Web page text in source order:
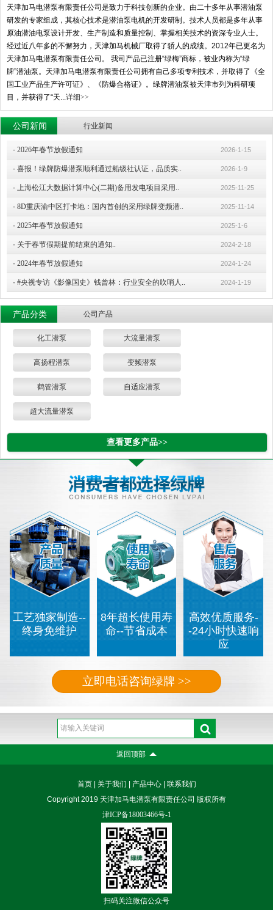
天津加马电潜泵有限责任公司是致力于科技创新的企业。由二十多年从事潜油泵
研发的专家组成，其核心技术是潜油泵电机的开发研制。技术人员都是多年从事
原油潜油电泵设计开发、生产制造和质量控制、掌握相关技术的资深专业人士。
经过近八年多的不懈努力，天津加马机械厂取得了骄人的成绩。2012年已更名为
天津加马电潜泵有限责任公司。 我司产品已注册“绿梅”商标，被业内称为“绿
牌”潜油泵。天津加马电潜泵有限责任公司拥有自己多项专利技术，并取得了《全
国工业产品生产许可证》、《防爆合格证》。绿牌潜油泵被天津市列为科研项
目，并获得了“天...详细>>
公司新闻 行业新闻
· 2026年春节放假通知 2026-1-15
· 喜报！绿牌防爆潜泵顺利通过船级社认证，品质实.. 2026-1-9
· 上海松江大数据计算中心(二期)备用发电项目采用.. 2025-11-25
· 8D重庆渝中区打卡地：国内首创的采用绿牌变频潜.. 2025-11-14
· 2025年春节放假通知 2025-1-6
· 关于春节假期提前结束的通知.. 2024-2-18
· 2024年春节放假通知 2024-1-24
· #央视专访《影像国史》钱曾林：行业安全的吹哨人.. 2024-1-19
产品分类 公司产品
化工潜泵 大流量潜泵
高扬程潜泵 变频潜泵
鹤管潜泵 自适应潜泵
超大流量潜泵
查看更多产品>>
工艺独家制造--
终身免维护
8年超长使用寿
命--节省成本
高效优质服务-
-24小时快速响
应
立即电话咨询绿牌 >>
返回顶部
首页| 关于我们 产品中心| 联系我们
Copyright 2019 天津加马电潜泵有限责任公司 版权所有
津ICP备18003466号-1
扫码关注微信公众号